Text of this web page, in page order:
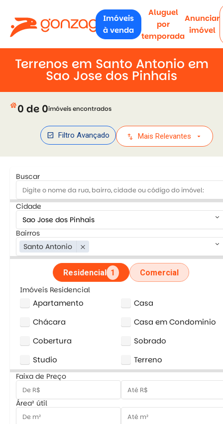
Imóveis
à venda
Aluguel
por
temporada
Anunciar
imóvel
Terrenos em Santo Antonio em
Sao Jose dos Pinhais
house0 de 0imóveis encontrados
check_box Filtro Avançado swap_vert Mais Relevantes arrow_drop_down
Buscar
Cidade
keyboard_arrow_down
Bairros
Santo Antonio
close keyboard_arrow_down
Residencial 1 Comercial
Imóveis Residencial
Apartamento
Casa
Chácara
Casa em Condominio
Cobertura
Sobrado
Studio
Terreno
Faixa de Preço
Área² útil